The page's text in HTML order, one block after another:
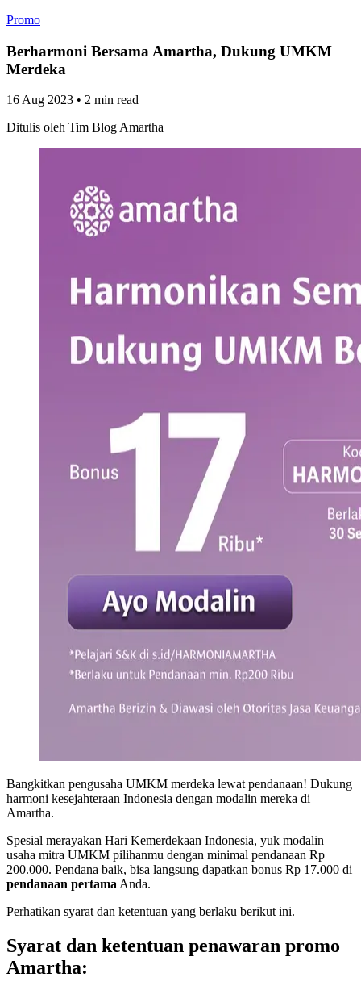
Promo
Berharmoni Bersama Amartha, Dukung UMKM
Merdeka
16 Aug 2023 • 2 min read
Ditulis oleh Tim Blog Amartha
Bangkitkan pengusaha UMKM merdeka lewat pendanaan! Dukung
harmoni kesejahteraan Indonesia dengan modalin mereka di
Amartha.
Spesial merayakan Hari Kemerdekaan Indonesia, yuk modalin
usaha mitra UMKM pilihanmu dengan minimal pendanaan Rp
200.000. Pendana baik, bisa langsung dapatkan bonus Rp 17.000 di
pendanaan pertamaAnda.
Perhatikan syarat dan ketentuan yang berlaku berikut ini.
Syarat dan ketentuan penawaran promo
Amartha: